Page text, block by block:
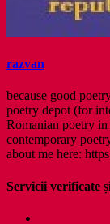
razvan
because good
poetry depot (for
Romanian poetry
contemporary
about me here:
Servicii verificate